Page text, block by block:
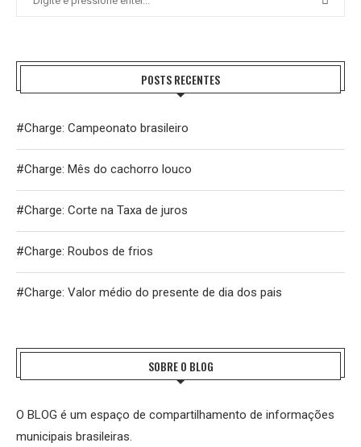
POSTS RECENTES
#Charge: Campeonato brasileiro
#Charge: Mês do cachorro louco
#Charge: Corte na Taxa de juros
#Charge: Roubos de frios
#Charge: Valor médio do presente de dia dos pais
SOBRE O BLOG
O BLOG é um espaço de compartilhamento de informações
municipais brasileiras.